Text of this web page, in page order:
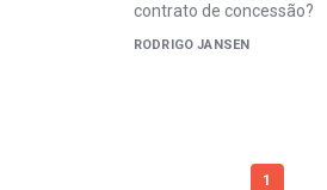
contrato de concessão?
RODRIGO JANSEN
1